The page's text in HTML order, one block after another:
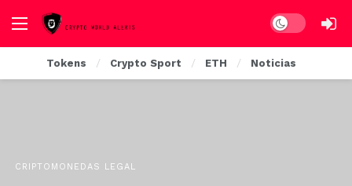
Dark mode
Tokens Crypto Sport ETH Noticias
CRIPTOMONEDAS LEGAL